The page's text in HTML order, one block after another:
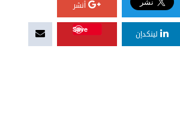
أنشر
لينكدإن
Save